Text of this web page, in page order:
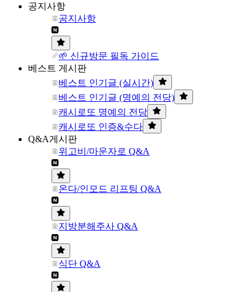
공지사항
공지사항
🌱 신규방문 필독 가이드
베스트 게시판
베스트 인기글 (실시간)
베스트 인기글 (명예의 전당)
캐시로또 명예의 전당
캐시로또 인증&수다
Q&A게시판
위고비/마운자로 Q&A
온다/인모드 리프팅 Q&A
지방분해주사 Q&A
식단 Q&A